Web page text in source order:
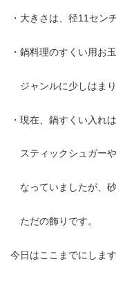
・大きさは、径11セン
・鍋料理のすくい用お
ジャンルに少しはま
・現在、鍋すくい入れ
スティックシュガー
なっていましたが、
ただの飾りです。
今日はここまでにしま